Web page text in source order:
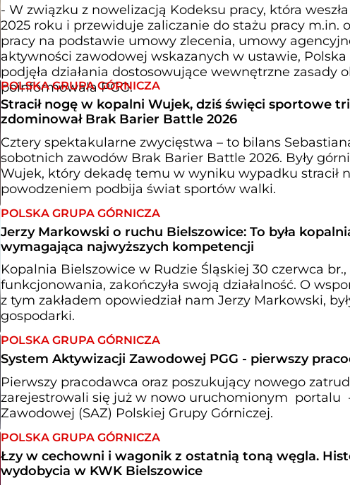
- W związku z nowelizacją Kodeksu pracy, która
2025 roku i przewiduje zaliczanie do stażu pracy m.in.
pracy na podstawie umowy zlecenia, umowy
aktywności zawodowej wskazanych w ustawie, Polska
podjęła działania dostosowujące wewnętrzne zasady
poinformowała PGG.
POLSKA GRUPA GÓRNICZA
Stracił nogę w kopalni Wujek, dziś święci sportowe
zdominował Brak Barier Battle 2026
Cztery spektakularne zwycięstwa – to bilans
sobotnich zawodów Brak Barier Battle 2026. Były
Wujek, który dekadę temu w wyniku wypadku stracił
powodzeniem podbija świat sportów walki.
POLSKA GRUPA GÓRNICZA
Jerzy Markowski o ruchu Bielszowice: To była
wymagająca najwyższych kompetencji
Kopalnia Bielszowice w Rudzie Śląskiej 30 czerwca br.,
funkcjonowania, zakończyła swoją działalność. O
z tym zakładem opowiedział nam Jerzy Markowski,
gospodarki.
POLSKA GRUPA GÓRNICZA
System Aktywizacji Zawodowej PGG - pierwszy
Pierwszy pracodawca oraz poszukujący nowego
zarejestrowali się już w nowo uruchomionym portalu
Zawodowej (SAZ) Polskiej Grupy Górniczej.
POLSKA GRUPA GÓRNICZA
Łzy w cechowni i wagonik z ostatnią toną węgla.
wydobycia w KWK Bielszowice